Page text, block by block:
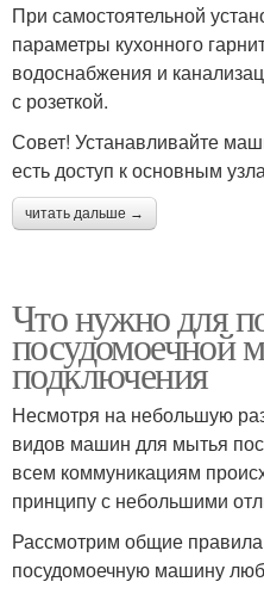
При самостоятельной
параметры кухонного
водоснабжения и
с розеткой.
Совет! Устанавливайте
есть доступ к основным
читать дальше →
Что нужно для
посудомоечной
подключения
Несмотря на небольшую
видов машин для мытья
всем коммуникациям
принципу с небольшими
Рассмотрим общие
посудомоечную машину